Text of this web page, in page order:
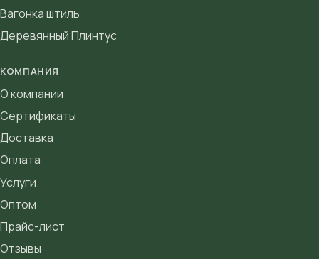
Вагонка штиль
Деревянный Плинтус
КОМПАНИЯ
О компании
Сертификаты
Доставка
Оплата
Услуги
Оптом
Прайс-лист
Отзывы